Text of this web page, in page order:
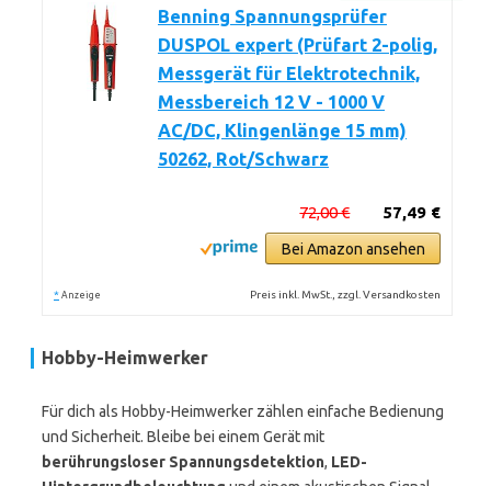
Benning Spannungsprüfer
DUSPOL expert (Prüfart 2-polig,
Messgerät für Elektrotechnik,
Messbereich 12 V - 1000 V
AC/DC, Klingenlänge 15 mm)
50262, Rot/Schwarz
57,49 €
72,00 €
Bei Amazon ansehen
* Anzeige Preis inkl. MwSt., zzgl. Versandkosten
Hobby-Heimwerker
Für dich als Hobby-Heimwerker zählen einfache Bedienung
und Sicherheit. Bleibe bei einem Gerät mit
berührungsloser Spannungsdetektion, LED-